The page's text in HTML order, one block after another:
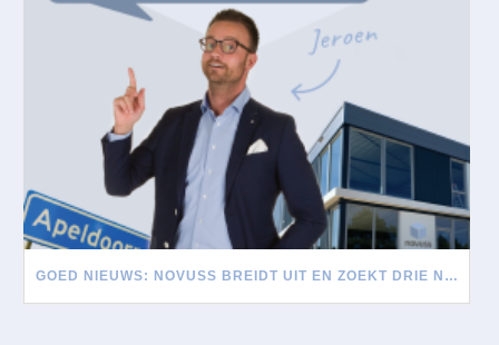
GOED NIEUWS: NOVUSS BREIDT UIT EN ZOEKT DRIE NIEUWE MEDEWERKERS